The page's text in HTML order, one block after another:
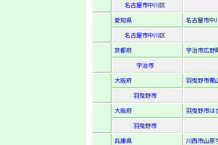
名古屋市中川区
愛知県
名古屋市中
名古屋市中川区
京都府
宇治市広野
宇治市
大阪府
羽曳野市樫
羽曳野市
大阪府
羽曳野市は
羽曳野市
兵庫県
川西市山原